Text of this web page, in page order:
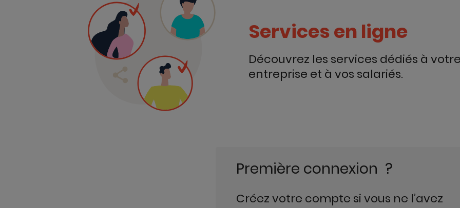
Services en ligne
Découvrez les services dédiés à
entreprise et à vos salariés.
Première connexion ?
Créez votre compte si vous ne l’avez